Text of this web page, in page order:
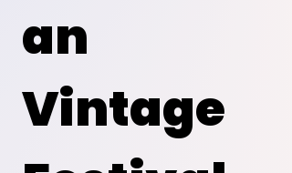
an
Vintage